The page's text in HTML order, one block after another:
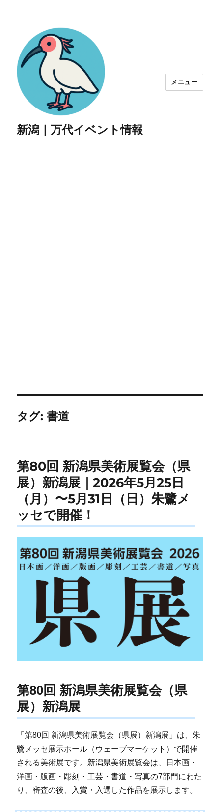
新潟｜万代イベント情報
メニュー
タグ:書道
第80回 新潟県美術展覧会（県
展）新潟展｜2026年5月25日
（月）〜5月31日（日）朱鷺メ
ッセで開催！
第80回 新潟県美術展覧会（県
展）新潟展
「第80回 新潟県美術展覧会（県展）新潟展」は、朱
鷺メッセ展示ホール（ウェーブマーケット）で開催
される美術展です。新潟県美術展覧会は、日本画・
洋画・版画・彫刻・工芸・書道・写真の7部門にわた
り、審査の後、入賞・入選した作品を展示します。